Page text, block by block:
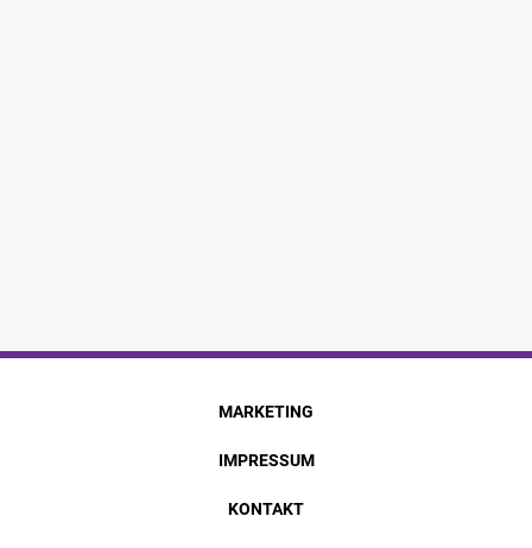
MARKETING
IMPRESSUM
KONTAKT